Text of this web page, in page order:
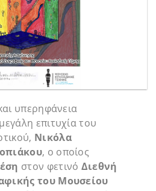
υπερηφάνεια
επιτυχία του
Νικόλα
, ο οποίος
στον φετινό Διεθνή
του Μουσείου